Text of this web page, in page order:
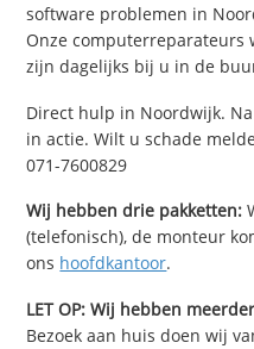
software problemen in
Onze computerreparateurs
zijn dagelijks bij u in de
Direct hulp in Noordwijk.
in actie. Wilt u schade
071-7600829
Wij hebben drie pakketten:
(telefonisch), de monteur
ons hoofdkantoor.
LET OP: Wij hebben
Bezoek aan huis doen wij